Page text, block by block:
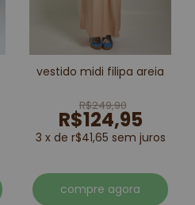
vestido midi filipa areia
R$249,90
R$124,95
3 x de r$41,65 sem juros
compre agora